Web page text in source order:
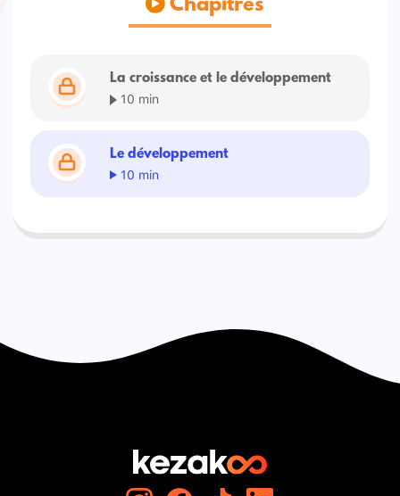
Chapitres
La croissance et le développement
10 min
Le développement
10 min